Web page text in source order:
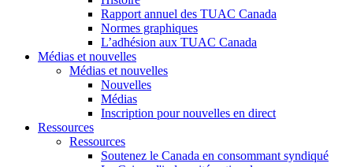
Rapport annuel des TUAC Canada
Normes graphiques
L’adhésion aux TUAC Canada
Médias et nouvelles
Médias et nouvelles
Nouvelles
Médias
Inscription pour nouvelles en direct
Ressources
Ressources
Soutenez le Canada en consommant syndiqué